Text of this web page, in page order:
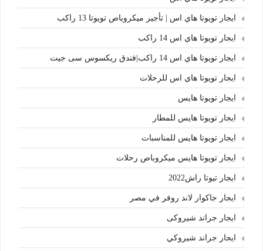
ايجار تويوتا هاي اس | تأجير ميكروباص تويوتا 13 راكب
ايجار تويوتا هاي اس 14 راكب
ايجار تويوتا هاي اس 14 راكب|فندق ريكسوس سى جيت
ايجار تويوتا هاي اس للرحلات
ايجار تويوتا هايس
ايجار تويوتا هايس للمطار
ايجار تويوتا هايس للمناسبات
ايجار تويوتا هايس ميكروباص رحلات
ايجار تيوتا راش2022
ايجار جاكوار لاند روفر في مصر
ايجار جراند شيروكى
ايجار جراند شيروكي